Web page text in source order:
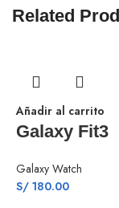
Related
Añadir al carrito
Galaxy Fit3
Galaxy Watch
S/ 180.00